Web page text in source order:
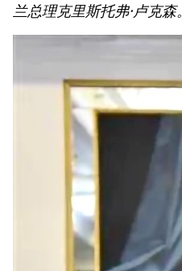
兰总理克里斯托弗·卢克森。